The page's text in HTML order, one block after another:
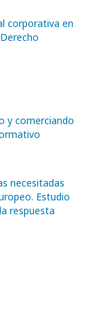
corporativa en
y comerciando
necesitadas
Estudio
respuesta